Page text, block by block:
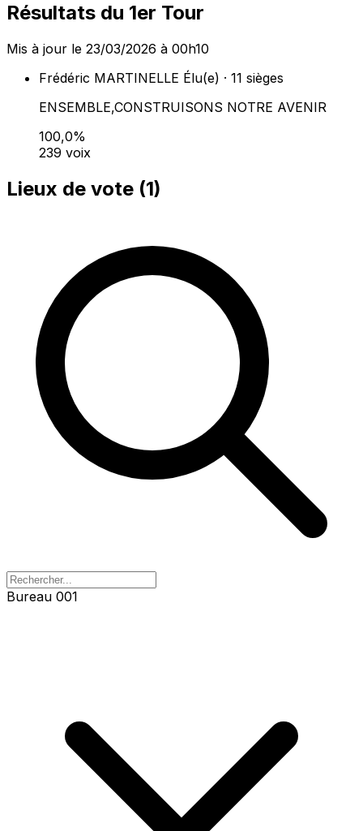
Résultats du 1er Tour
Mis à jour le 23/03/2026 à 00h10
Frédéric MARTINELLE Élu(e) · 11 sièges
ENSEMBLE,CONSTRUISONS NOTRE AVENIR
100,0%
239 voix
Lieux de vote (1)
Bureau 001